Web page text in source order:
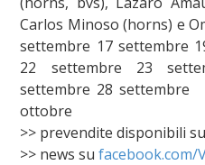
Carlos Minoso (horns) e
settembre 17 settembre
22 settembre 23
settembre 28
ottobre
>> prevendite disponibili su
>> news sufacebook.com/